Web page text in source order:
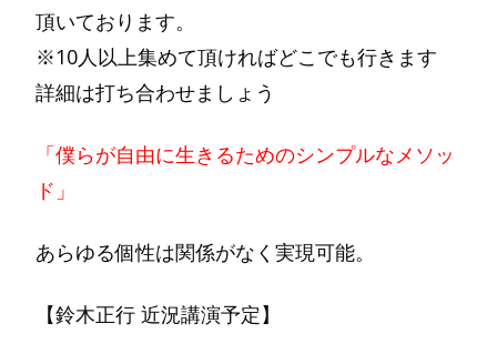
頂いております。
※10人以上集めて頂ければどこでも行きます
詳細は打ち合わせましょう
「僕らが自由に生きるためのシンプルなメソッ
ド」
あらゆる個性は関係がなく実現可能。
【鈴木正行 近況講演予定】